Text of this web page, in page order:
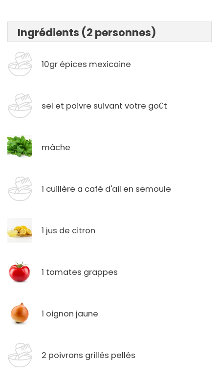
Ingrédients (2 personnes)
10gr épices mexicaine
sel et poivre suivant votre goût
mâche
1 cuillère a café d'ail en semoule
1 jus de citron
1 tomates grappes
1 oignon jaune
2 poivrons grillés pellés